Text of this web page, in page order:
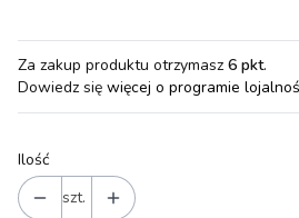
Za zakup produktu otrzymasz 6 pkt.
Dowiedz się więcej o programie
Ilość
szt.